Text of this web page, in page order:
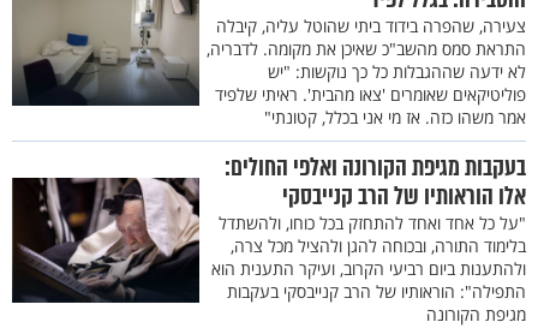
צעירה, שהפרה בידוד ביתי שהוטל עליה, קיבלה
התראת סמס מהשב"כ שאיכן את מקומה. לדבריה,
לא ידעה שההגבלות כל כך נוקשות: "יש
פוליטיקאים שאומרים 'צאו מהבית'. ראיתי שלפיד
אמר משהו כזה. אז מי אני בכלל, קטונתי"
בעקבות מגיפת הקורונה ואלפי החולים:
אלו הוראותיו של הרב קנייבסקי
"על כל אחד ואחד להתחזק בכל כוחו, ולהשתדל
בלימוד התורה, ובכוחה להגן ולהציל מכל צרה,
ולהתענות ביום רביעי הקרוב, ועיקר התענית הוא
התפילה": הוראותיו של הרב קנייבסקי בעקבות
מגיפת הקורונה